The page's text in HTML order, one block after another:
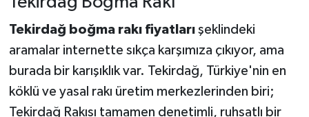
Tekirdağ boğma rakı fiyatlarışeklindeki
aramalar internette sıkça karşımıza çıkıyor, ama
burada bir karışıklık var. Tekirdağ, Türkiye'nin en
köklü ve yasal rakı üretim merkezlerinden biri;
Tekirdağ Rakısı tamamen denetimli, ruhsatlı bir